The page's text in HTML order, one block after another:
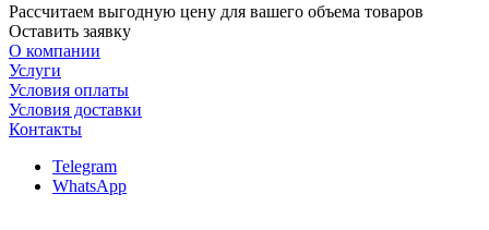
Рассчитаем выгодную цену для вашего объема товаров
Оставить заявку
О компании
Услуги
Условия оплаты
Условия доставки
Контакты
Telegram
WhatsApp